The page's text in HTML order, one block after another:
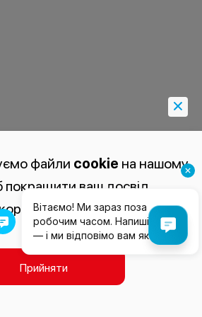
файли cookie на нашому
покращити ваш досвід
Прийняти